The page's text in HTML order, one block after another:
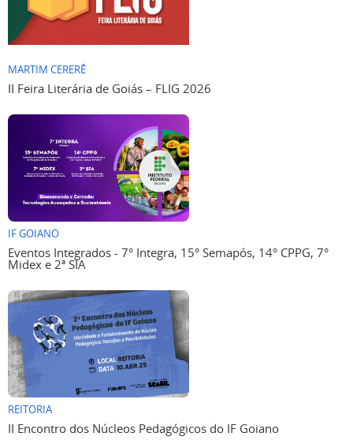
MARTIM CERERÊ
II Feira Literária de Goiás – FLIG 2026
IF GOIANO
Eventos Integrados - 7° Integra, 15° Semapós, 14° CPPG, 7°
Midex e 2ª SIA
REITORIA
II Encontro dos Núcleos Pedagógicos do IF Goiano